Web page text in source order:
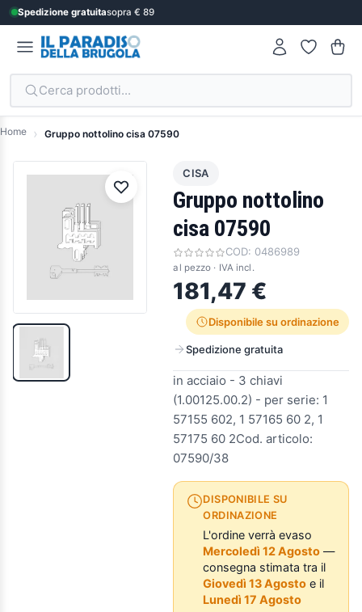
Spedizione gratuitasopra € 89
Cerca prodotti...
Home Gruppo nottolino cisa 07590
CISA
Gruppo nottolino
cisa 07590
COD: 0486989
al pezzo · IVA incl.
181,47 €
Disponibile su ordinazione
Spedizione gratuita
in acciaio - 3 chiavi
(1.00125.00.2) - per serie: 1
57155 602, 1 57165 60 2, 1
57175 60 2Cod. articolo:
07590/38
DISPONIBILE SU
ORDINAZIONE
L'ordine verrà evaso
Mercoledì 12 Agosto —
consegna stimata tra il
Giovedì 13 Agosto e il
Lunedì 17 Agosto